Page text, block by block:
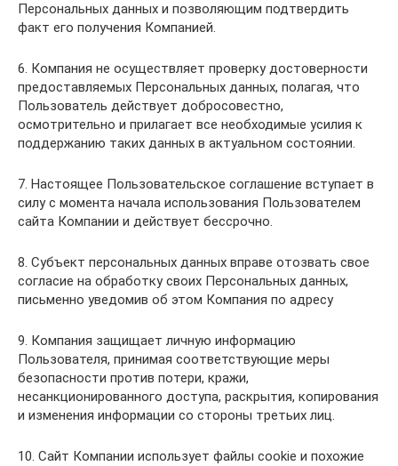
Персональных данных и позволяющим подтвердить
факт его получения Компанией.
6. Компания не осуществляет проверку достоверности
предоставляемых Персональных данных, полагая, что
Пользователь действует добросовестно,
осмотрительно и прилагает все необходимые усилия к
поддержанию таких данных в актуальном состоянии.
7. Настоящее Пользовательское соглашение вступает в
силу с момента начала использования Пользователем
сайта Компании и действует бессрочно.
8. Субъект персональных данных вправе отозвать свое
согласие на обработку своих Персональных данных,
письменно уведомив об этом Компания по адресу
9. Компания защищает личную информацию
Пользователя, принимая соответствующие меры
безопасности против потери, кражи,
несанкционированного доступа, раскрытия, копирования
и изменения информации со стороны третьих лиц.
10. Сайт Компании использует файлы cookie и похожие